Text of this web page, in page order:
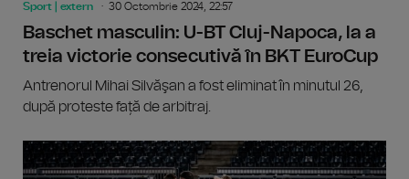
Sport | extern 30 Octombrie 2024, 22:57
Baschet masculin: U-BT Cluj-Napoca, la a
treia victorie consecutivă în BKT EuroCup
Antrenorul Mihai Silvăşan a fost eliminat în minutul 26,
după proteste față de arbitraj.